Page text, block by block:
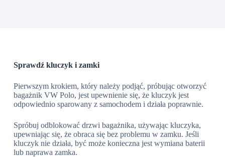
Sprawdź kluczyk i zamki
Pierwszym krokiem, który należy podjąć, próbując otworzyć
bagażnik VW Polo, jest upewnienie się, że kluczyk jest
odpowiednio sparowany z samochodem i działa poprawnie.
Spróbuj odblokować drzwi bagażnika, używając kluczyka,
upewniając się, że obraca się bez problemu w zamku. Jeśli
kluczyk nie działa, być może konieczna jest wymiana baterii
lub naprawa zamka.